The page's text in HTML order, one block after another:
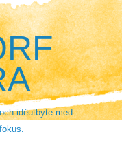
idéutbyte med